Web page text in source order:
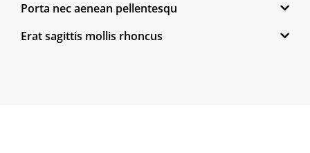
Porta nec aenean pellentesqu
Erat sagittis mollis rhoncus